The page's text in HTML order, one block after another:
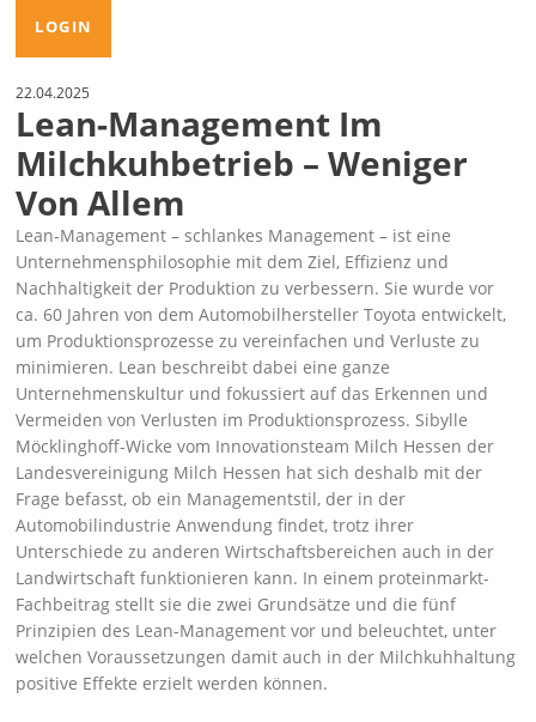
LOGIN
22.04.2025
Lean-Management Im
Milchkuhbetrieb – Weniger
Von Allem
Lean-Management – schlankes Management – ist eine
Unternehmensphilosophie mit dem Ziel, Effizienz und
Nachhaltigkeit der Produktion zu verbessern. Sie wurde vor
ca. 60 Jahren von dem Automobilhersteller Toyota entwickelt,
um Produktionsprozesse zu vereinfachen und Verluste zu
minimieren. Lean beschreibt dabei eine ganze
Unternehmenskultur und fokussiert auf das Erkennen und
Vermeiden von Verlusten im Produktionsprozess. Sibylle
Möcklinghoff-Wicke vom Innovationsteam Milch Hessen der
Landesvereinigung Milch Hessen hat sich deshalb mit der
Frage befasst, ob ein Managementstil, der in der
Automobilindustrie Anwendung findet, trotz ihrer
Unterschiede zu anderen Wirtschaftsbereichen auch in der
Landwirtschaft funktionieren kann. In einem proteinmarkt-
Fachbeitrag stellt sie die zwei Grundsätze und die fünf
Prinzipien des Lean-Management vor und beleuchtet, unter
welchen Voraussetzungen damit auch in der Milchkuhhaltung
positive Effekte erzielt werden können.